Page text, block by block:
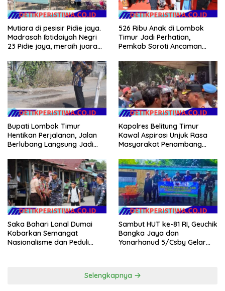
Mutiara di pesisir Pidie jaya.
Madrasah Ibtidaiyah Negri
23 Pidie jaya, meraih juara
526 Ribu Anak di Lombok
Timur Jadi Perhatian,
Pemkab Soroti Ancaman
Pernikahan Dini
Bupati Lombok Timur
Hentikan Perjalanan, Jalan
Berlubang Langsung Jadi
Kapolres Belitung Timur
Kawal Aspirasi Unjuk Rasa
Masyarakat Penambang
Kantor Operasional PT.Timah
Kecamatan Gantung.
Saka Bahari Lanal Dumai
Kobarkan Semangat
Nasionalisme dan Peduli
Sambut HUT ke-81 RI, Geuchik
Bangka Jaya dan
Yonarhanud 5/Csby Gelar
Selengkapnya